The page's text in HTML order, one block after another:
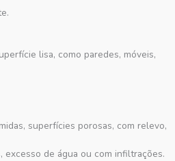
lisa, como paredes, móveis,
superfícies porosas, com relevo,
excesso de água ou com infiltrações.